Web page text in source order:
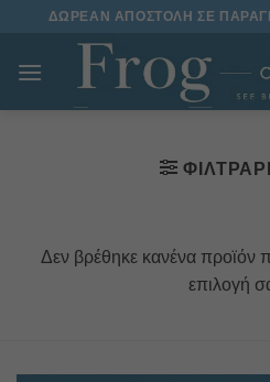
Μετάβαση
περιεχόμενο
ΔΩΡΕΑΝ ΑΠΟΣΤΟΛΗ ΣΕ
Δεν βρέθηκε κανένα προϊόν
επιλογή